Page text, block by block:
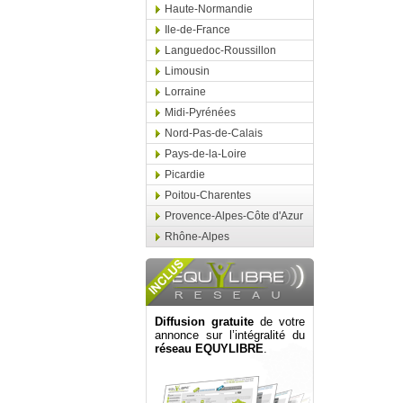
Haute-Normandie
Ile-de-France
Languedoc-Roussillon
Limousin
Lorraine
Midi-Pyrénées
Nord-Pas-de-Calais
Pays-de-la-Loire
Picardie
Poitou-Charentes
Provence-Alpes-Côte d'Azur
Rhône-Alpes
Diffusion gratuite de votre
annonce sur l’intégralité du
réseau EQUYLIBRE.